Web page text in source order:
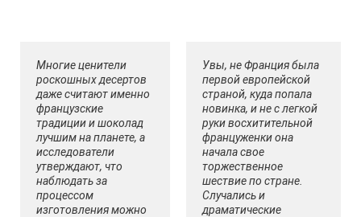
Многие ценители
роскошных десертов
даже считают именно
французские
традиции и шоколад
лучшим на планете, а
исследователи
утверждают, что
наблюдать за
процессом
изготовления можно
Увы, не Франция была
первой европейской
страной, куда попала
новинка, и не с легкой
руки восхитительной
француженки она
начала свое
торжественное
шествие по стране.
Случались и
драматические